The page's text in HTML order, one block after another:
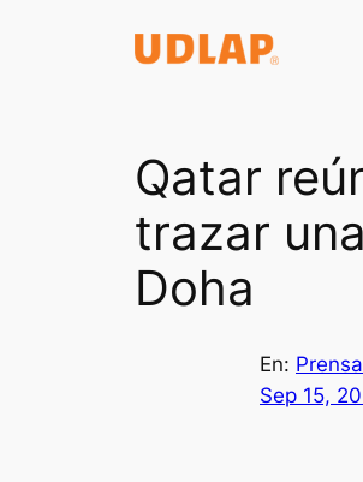
Qatar
trazar
Doha
En:
Sep 15,